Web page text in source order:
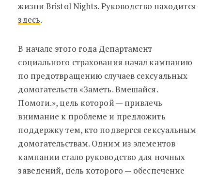
жизни Bristol Nights. Руководство находится
здесь.
В начале этого года Департамент
социального страхования начал кампанию
по предотвращению случаев сексуальных
домогательств «Заметь. Вмешайся.
Помоги.», цель которой — привлечь
внимание к проблеме и предложить
поддержку тем, кто подвергся сексуальным
домогательствам. Одним из элементов
кампании стало руководство для ночных
заведений, цель которого — обеспечение